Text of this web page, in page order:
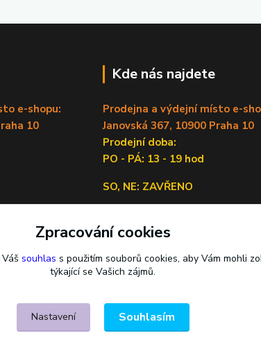
e-shopu:
10
Kde nás najdete
Prodejna a výdejní místo e-
Janovská 367, 10900 Praha 10
Prodejní doba:
PO - PÁ: 13 - 19 hod
SO, NE: ZAVŘENO
Lečkova 1519/9, 14900 Praha 4
Zpracování cookies
souhlas s použitím souborů cookies, aby Vám mohli
týkající se Vašich zájmů.
Nastavení Souhlasím